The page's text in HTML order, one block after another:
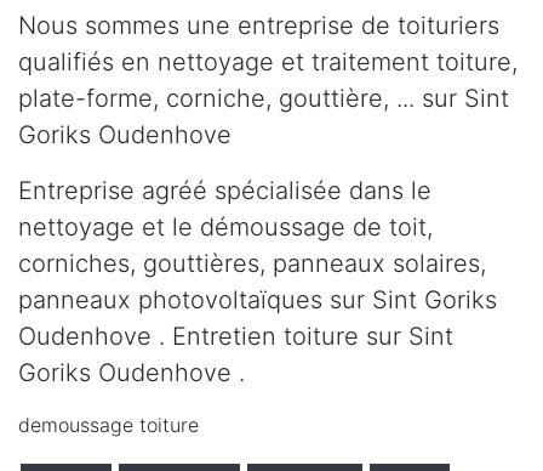
Nous sommes une entreprise de toituriers
qualifiés en nettoyage et traitement toiture,
plate-forme, corniche, gouttière, ... sur Sint
Goriks Oudenhove
Entreprise agréé spécialisée dans le
nettoyage et le démoussage de toit,
corniches, gouttières, panneaux solaires,
panneaux photovoltaïques sur Sint Goriks
Oudenhove . Entretien toiture sur Sint
Goriks Oudenhove .
demoussage toiture